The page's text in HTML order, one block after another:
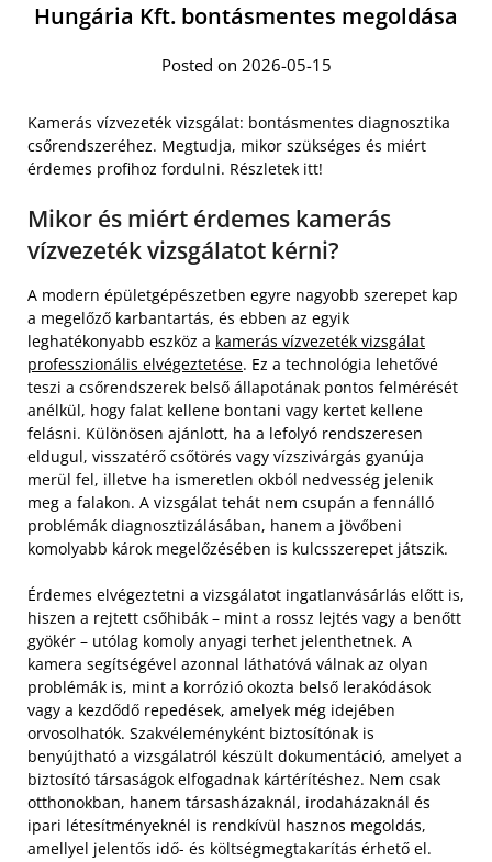
Hungária Kft. bontásmentes megoldása
Posted on 2026-05-15
Kamerás vízvezeték vizsgálat: bontásmentes diagnosztika
csőrendszeréhez. Megtudja, mikor szükséges és miért
érdemes profihoz fordulni. Részletek itt!
Mikor és miért érdemes kamerás
vízvezeték vizsgálatot kérni?
A modern épületgépészetben egyre nagyobb szerepet kap
a megelőző karbantartás, és ebben az egyik
leghatékonyabb eszköz a kamerás vízvezeték vizsgálat
professzionális elvégeztetése. Ez a technológia lehetővé
teszi a csőrendszerek belső állapotának pontos felmérését
anélkül, hogy falat kellene bontani vagy kertet kellene
felásni. Különösen ajánlott, ha a lefolyó rendszeresen
eldugul, visszatérő csőtörés vagy vízszivárgás gyanúja
merül fel, illetve ha ismeretlen okból nedvesség jelenik
meg a falakon. A vizsgálat tehát nem csupán a fennálló
problémák diagnosztizálásában, hanem a jövőbeni
komolyabb károk megelőzésében is kulcsszerepet játszik.
Érdemes elvégeztetni a vizsgálatot ingatlanvásárlás előtt is,
hiszen a rejtett csőhibák – mint a rossz lejtés vagy a benőtt
gyökér – utólag komoly anyagi terhet jelenthetnek. A
kamera segítségével azonnal láthatóvá válnak az olyan
problémák is, mint a korrózió okozta belső lerakódások
vagy a kezdődő repedések, amelyek még idejében
orvosolhatók. Szakvéleményként biztosítónak is
benyújtható a vizsgálatról készült dokumentáció, amelyet a
biztosító társaságok elfogadnak kártérítéshez. Nem csak
otthonokban, hanem társasházaknál, irodaházaknál és
ipari létesítményeknél is rendkívül hasznos megoldás,
amellyel jelentős idő- és költségmegtakarítás érhető el.